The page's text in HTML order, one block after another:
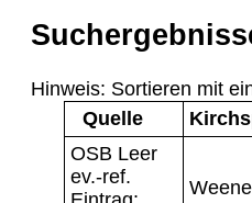
Hinweis: Sortieren mit
Quelle
OSB Leer
ev.-ref.